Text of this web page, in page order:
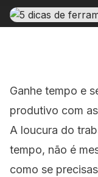
Ganhe tempo e
produtivo com
A loucura do
tempo, não é
como se